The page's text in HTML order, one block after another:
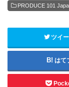
PRODUCE 101
ツイ
はて